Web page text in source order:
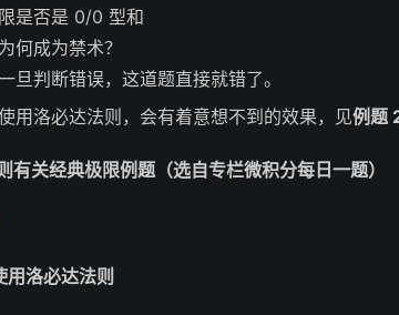
是否是 0/0 型和
旦判断错误，这道题直接就错了。
用洛必达法则，会有着意想不到的效果，见例题
有关经典极限例题（选自专栏微积分每日一题）
用洛必达法则